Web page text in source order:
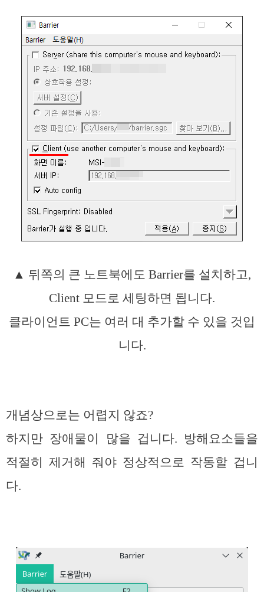
▲ 뒤쪽의 큰 노트북에도 Barrier를 설치하고,
Client 모드로 세팅하면 됩니다.
클라이언트 PC는 여러 대 추가할 수 있을 것입
니다.
개념상으로는 어렵지 않죠?
하지만 장애물이 많을 겁니다. 방해요소들을
적절히 제거해 줘야 정상적으로 작동할 겁니
다.